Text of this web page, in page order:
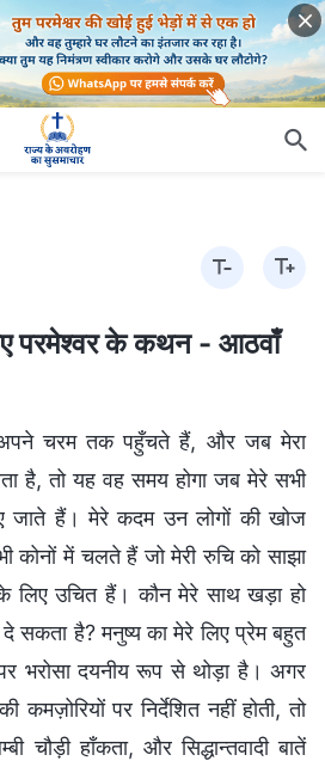
परमेश्वर के कथन - आठवाँ
चरम तक पहुँचते हैं, और जब मेरा
है, तो यह वह समय होगा जब मेरे सभी
जाते हैं। मेरे कदम उन लोगों की खोज
में चलते हैं जो मेरी रुचि को साझा
उचित हैं। कौन मेरे साथ खड़ा हो
सकता है? मनुष्य का मेरे लिए प्रेम बहुत
भरोसा दयनीय रूप से थोड़ा है। अगर
कमज़ोरियों पर निर्देशित नहीं होती, तो
चौड़ी हाँकता, और सिद्धान्तवादी बातें